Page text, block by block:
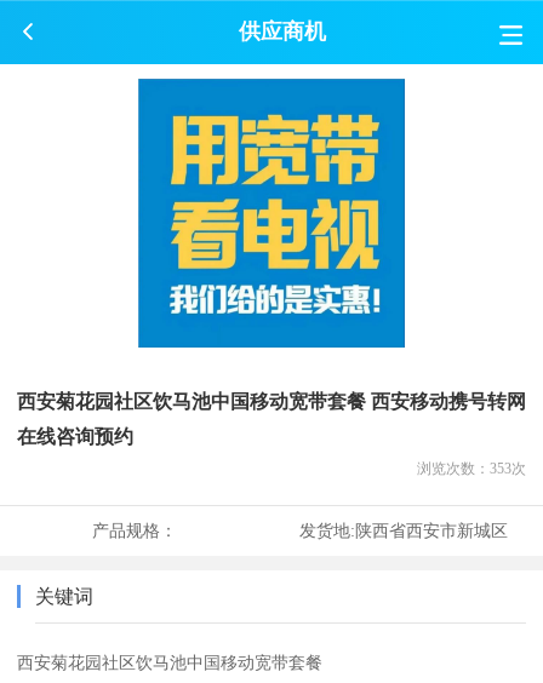
供应商机
西安菊花园社区饮马池中国移动宽带套餐 西安移动携号转网
在线咨询预约
浏览次数： 353次
产品规格： 发货地:陕西省西安市新城区
关键词
西安菊花园社区饮马池中国移动宽带套餐